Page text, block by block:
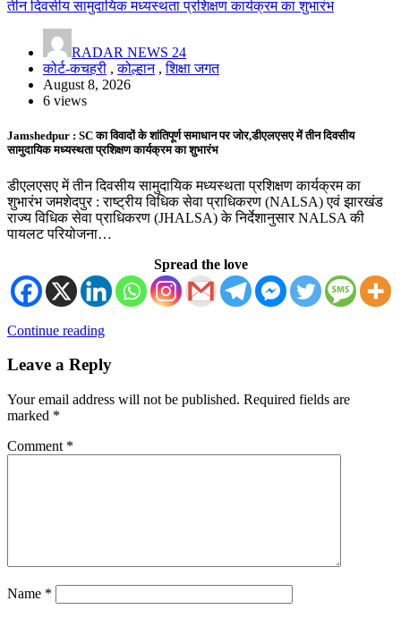
RADAR NEWS 24
कोर्ट-कचहरी ,कोल्हान,शिक्षा जगत
August 8, 2026
6 views
Jamshedpur : SC का विवादों के शांतिपूर्ण समाधान पर जोर,डीएलएसए में तीन दिवसीय
सामुदायिक मध्यस्थता प्रशिक्षण कार्यक्रम का शुभारंभ
डीएलएसए में तीन दिवसीय सामुदायिक मध्यस्थता प्रशिक्षण कार्यक्रम का
शुभारंभ जमशेदपुर : राष्ट्रीय विधिक सेवा प्राधिकरण (NALSA) एवं झारखंड
राज्य विधिक सेवा प्राधिकरण (JHALSA) के निर्देशानुसार NALSA की
पायलट परियोजना…
Spread the love
Continue reading
Leave a Reply
Your email address will not be published. Required fields are
marked *
Comment *
Name *